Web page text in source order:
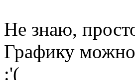
Не знаю,
Графику
:'(